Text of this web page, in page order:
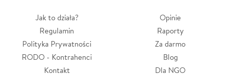
Jak to działa?
Regulamin
Polityka Prywatności
RODO - Kontrahenci
Kontakt
Opinie
Raporty
Za darmo
Blog
Dla NGO